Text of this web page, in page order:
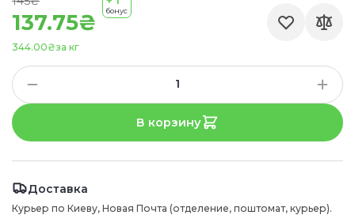
137.75₴
за кг
344.00₴
бонус
В корзину
Доставка
Курьер по Киеву, Новая Почта (отделение, поштомат, курьер).